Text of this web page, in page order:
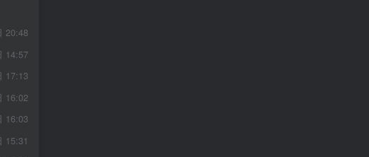
20:48
14:57
17:13
16:02
16:03
15:31